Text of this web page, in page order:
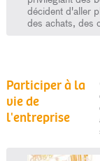
décident d'aller
des achats, des
Participer à la
vie de
l'entreprise